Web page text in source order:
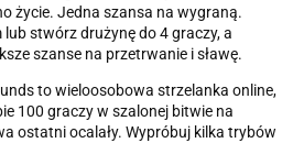
życie. Jedna szansa na wygraną.
stwórz drużynę do 4 graczy, a
szanse na przetrwanie i sławę.
to wieloosobowa strzelanka online,
100 graczy w szalonej bitwie na
ostatni ocalały. Wypróbuj kilka trybów